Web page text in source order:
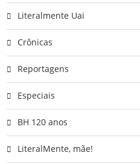
Literalmente Uai
Crônicas
Reportagens
Especiais
BH 120 anos
LiteralMente, mãe!